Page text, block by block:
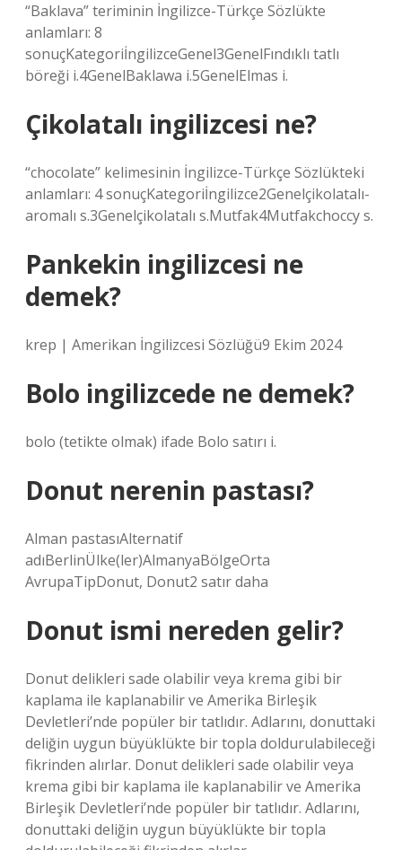
“Baklava” teriminin İngilizce-Türkçe Sözlükte
anlamları: 8
sonuçKategoriİngilizceGenel3GenelFındıklı tatlı
böreği i.4GenelBaklawa i.5GenelElmas i.
Çikolatalı ingilizcesi ne?
“chocolate” kelimesinin İngilizce-Türkçe Sözlükteki
anlamları: 4 sonuçKategoriİngilizce2Genelçikolatalı-
aromalı s.3Genelçikolatalı s.Mutfak4Mutfakchoccy s.
Pankekin ingilizcesi ne
demek?
krep | Amerikan İngilizcesi Sözlüğü9 Ekim 2024
Bolo ingilizcede ne demek?
bolo (tetikte olmak) ifade Bolo satırı i.
Donut nerenin pastası?
Alman pastasıAlternatif
adıBerlinÜlke(ler)AlmanyaBölgeOrta
AvrupaTipDonut, Donut2 satır daha
Donut ismi nereden gelir?
Donut delikleri sade olabilir veya krema gibi bir
kaplama ile kaplanabilir ve Amerika Birleşik
Devletleri’nde popüler bir tatlıdır. Adlarını, donuttaki
deliğin uygun büyüklükte bir topla doldurulabileceği
fikrinden alırlar. Donut delikleri sade olabilir veya
krema gibi bir kaplama ile kaplanabilir ve Amerika
Birleşik Devletleri’nde popüler bir tatlıdır. Adlarını,
donuttaki deliğin uygun büyüklükte bir topla